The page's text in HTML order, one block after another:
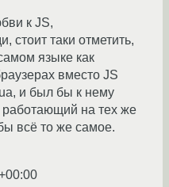
к JS,
стоит таки отметить,
языке как
вместо JS
и был бы к нему
работающий на тех же
всё то же самое.